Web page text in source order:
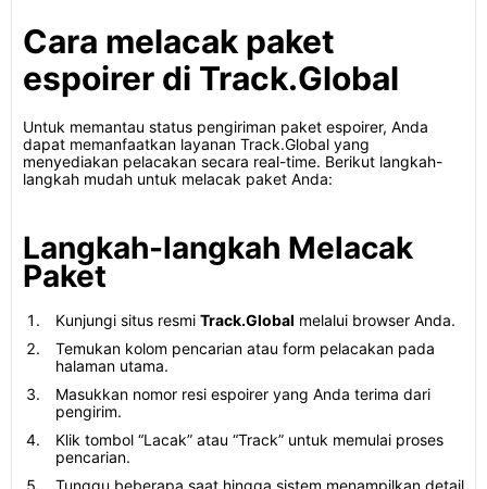
Cara melacak paket
espoirer di Track.Global
Untuk memantau status pengiriman paket espoirer, Anda
dapat memanfaatkan layanan Track.Global yang
menyediakan pelacakan secara real-time. Berikut langkah-
langkah mudah untuk melacak paket Anda:
Langkah-langkah Melacak
Paket
Kunjungi situs resmi Track.Global melalui browser Anda.
Temukan kolom pencarian atau form pelacakan pada
halaman utama.
Masukkan nomor resi espoirer yang Anda terima dari
pengirim.
Klik tombol “Lacak” atau “Track” untuk memulai proses
pencarian.
Tunggu beberapa saat hingga sistem menampilkan detail